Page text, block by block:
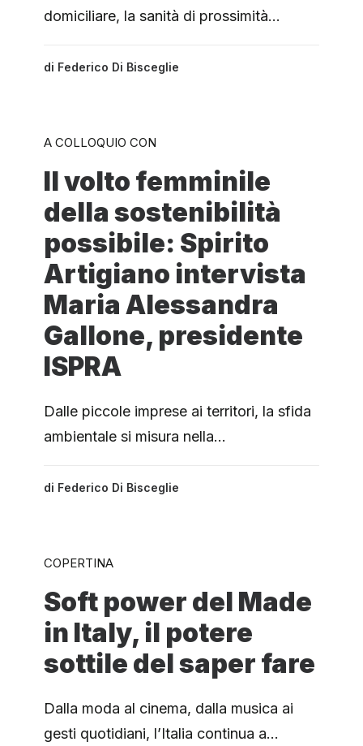
domiciliare, la sanità di prossimità…
di Federico Di Bisceglie
A COLLOQUIO CON
Il volto femminile
della sostenibilità
possibile: Spirito
Artigiano intervista
Maria Alessandra
Gallone, presidente
ISPRA
Dalle piccole imprese ai territori, la sfida
ambientale si misura nella…
di Federico Di Bisceglie
COPERTINA
Soft power del Made
in Italy, il potere
sottile del saper fare
Dalla moda al cinema, dalla musica ai
gesti quotidiani, l’Italia continua a…